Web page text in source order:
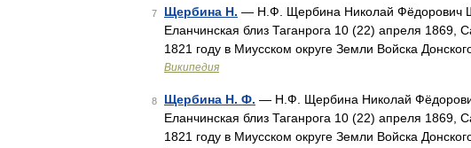
7 Щербина Н. — Н.Ф. Щербина Николай Фёдорович
Еланчинская близ Таганрога 10 (22) апреля 1869,
1821 году в Миусском округе Земли Войска
Википедия
8 Щербина Н. Ф. — Н.Ф. Щербина Николай
Еланчинская близ Таганрога 10 (22) апреля 1869,
1821 году в Миусском округе Земли Войска